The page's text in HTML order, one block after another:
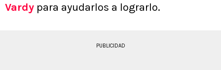
Vardy para ayudarlos a lograrlo.
PUBLICIDAD